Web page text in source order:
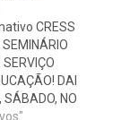
CRESS
SEMINÁRIO
DAI
SÁBADO, NO